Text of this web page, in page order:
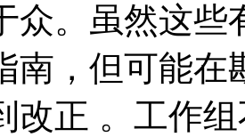
众。虽然这些
南，但可能在
改正 。工作